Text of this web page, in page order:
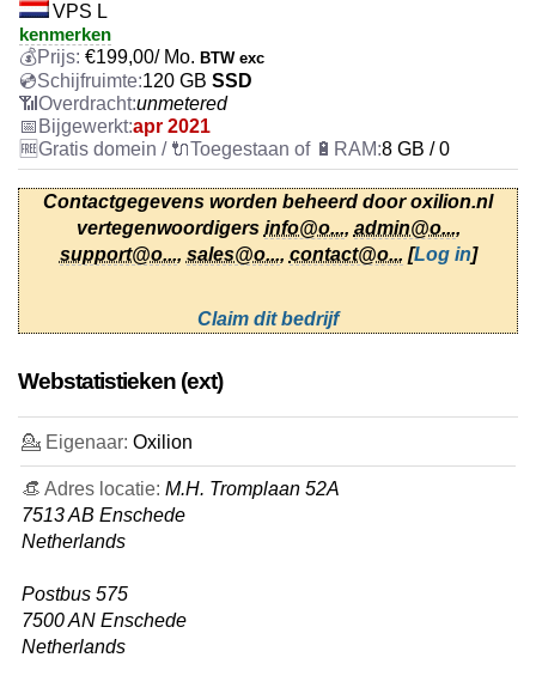
VPS L
kenmerken
€199,00/ Mo. BTW exc
120 GB SSD
unmetered
apr 2021
8 GB / 0
Contactgegevens worden beheerd door oxilion.nl
vertegenwoordigers info@o..., admin@o...,
support@o..., sales@o..., contact@o... [Log in]
Claim dit bedrijf
Webstatistieken (ext)
💁 Eigenaar: Oxilion
👒 Adres locatie: M.H. Tromplaan 52A
7513 AB Enschede
Netherlands
Postbus 575
7500 AN Enschede
Netherlands